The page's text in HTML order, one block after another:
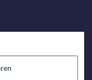
- 0
8:30–17:00 Uhr